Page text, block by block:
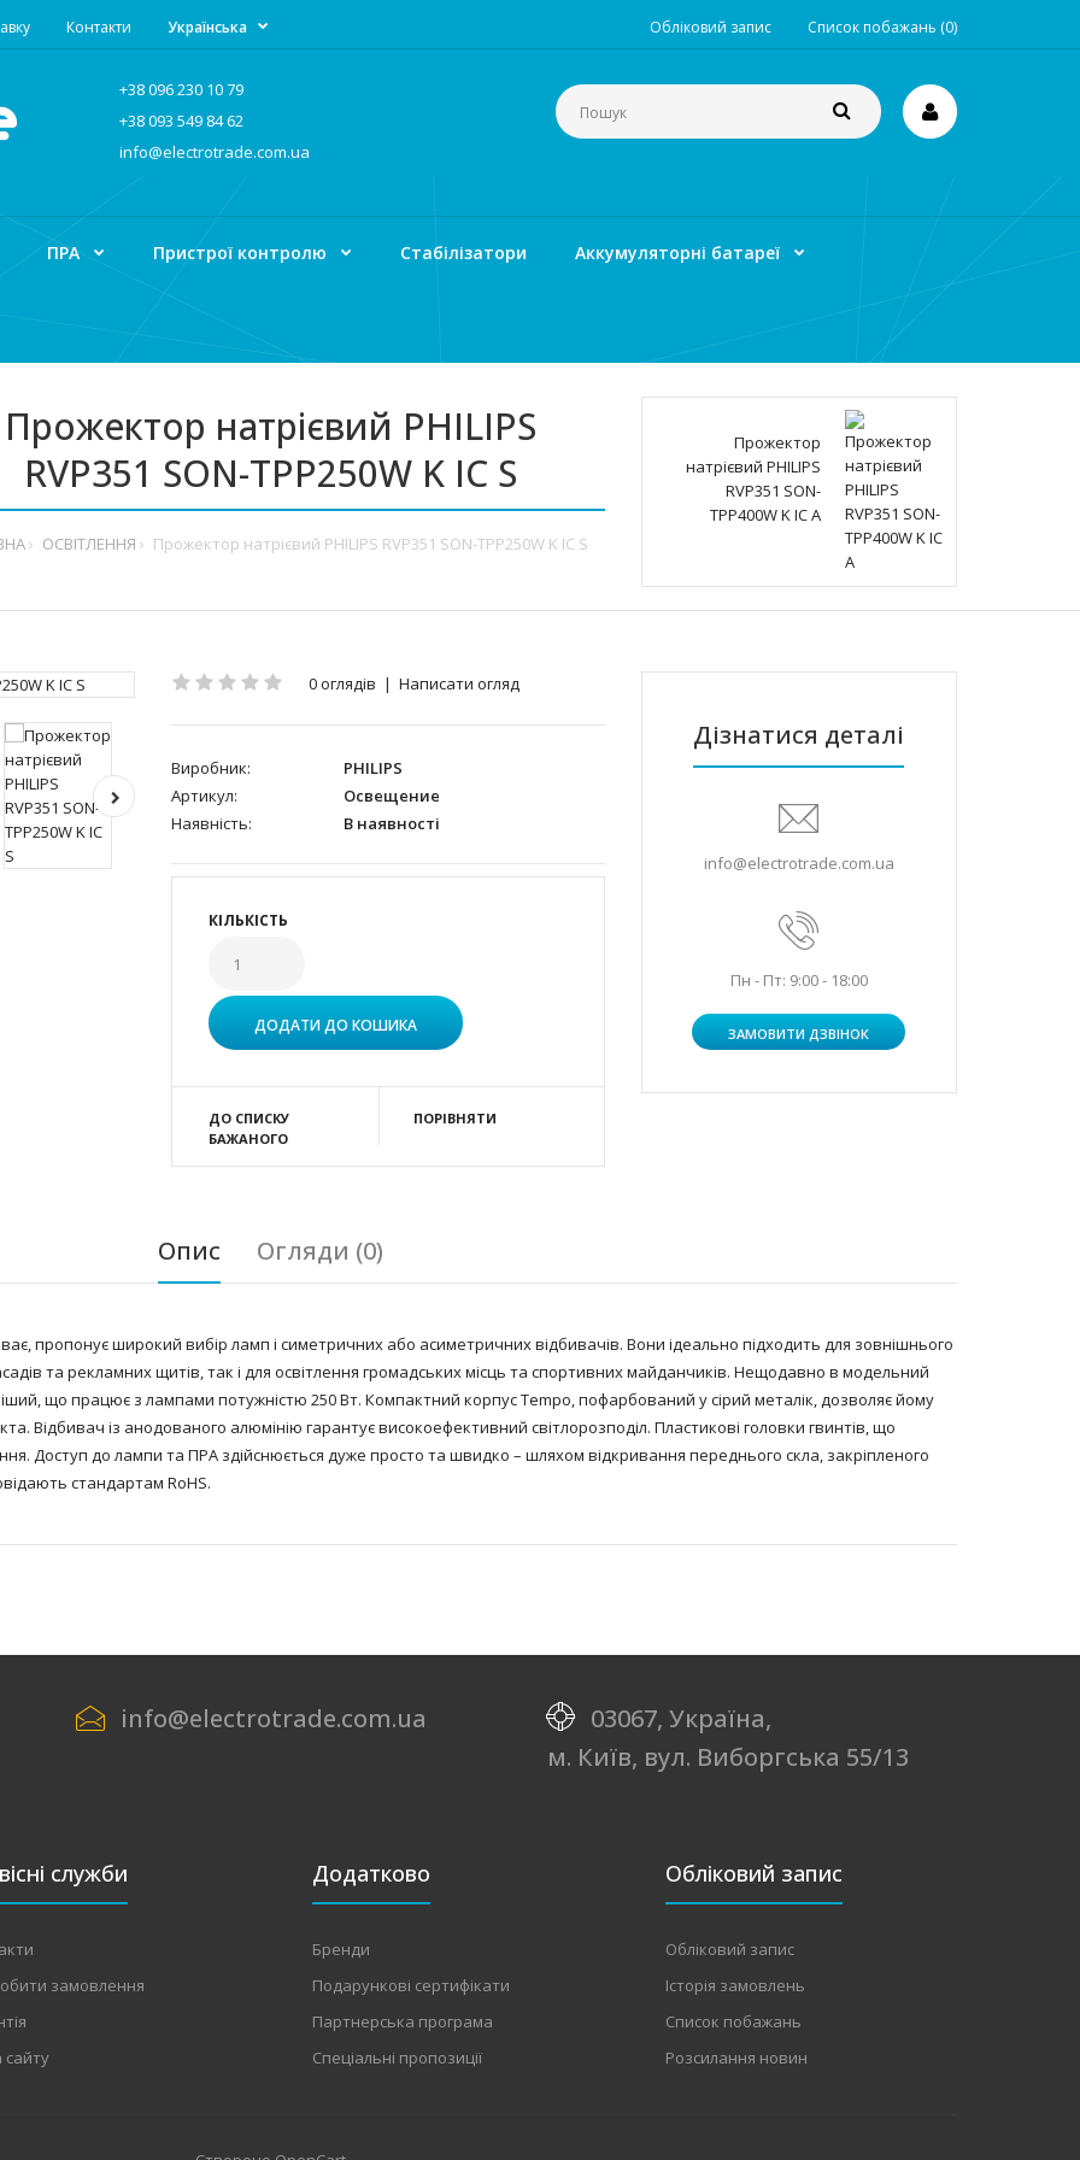
Контакти Обліковий запис Список побажань (0)
Українська
+38 096 230 10 79
+38 093 549 84 62
info@electrotrade.com.ua
ПРА Пристрої контролю Стабілізатори Аккумуляторні батареї
Прожектор натрієвий PHILIPS
RVP351 SON-TPP250W K IC S
ОСВІТЛЕННЯ Прожектор натрієвий PHILIPS RVP351 SON-TPP250W K IC S
Прожектор
натрієвий PHILIPS
RVP351 SON-
TPP400W K IC A
0 оглядів | Написати огляд
Виробник:
PHILIPS
Артикул:
Освещение
Наявність:
В наявності
КІЛЬКІСТЬ
ДО СПИСКУ
БАЖАНОГО
ПОРІВНЯТИ
Дізнатися деталі
info@electrotrade.com.ua
Пн - Пт: 9:00 - 18:00
ЗАМОВИТИ ДЗВІНОК
Опис Огляди (0)
пропонує широкий вибір ламп і симетричних або асиметричних відбивачів. Вони ідеально підходить для зовнішнього
та рекламних щитів, так і для освітлення громадських місць та спортивних майданчиків. Нещодавно в модельний
що працює з лампами потужністю 250 Вт. Компактний корпус Tempo, пофарбований у сірий металік, дозволяє йому
Відбивач із анодованого алюмінію гарантує високоефективний світлорозподіл. Пластикові головки гвинтів, що
Доступ до лампи та ПРА здійснюється дуже просто та швидко – шляхом відкривання переднього скла, закріпленого
стандартам RoHS.
info@electrotrade.com.ua
03067, Україна,
м. Київ, вул. Виборгська 55/13
служби
замовлення
Додатково
Бренди
Подарункові сертифікати
Партнерська програма
Спеціальні пропозиції
Обліковий запис
Обліковий запис
Історія замовлень
Список побажань
Розсилання новин